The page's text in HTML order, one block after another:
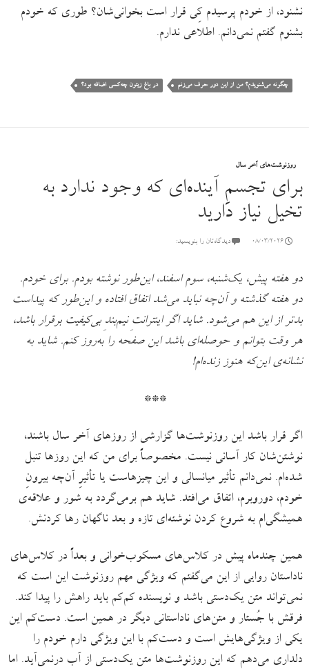
نشنود، از خودم پرسیدم کِی قرار است بخوانی‌شان؟ طوری که خودم
بشنوم گفتم نمی‌دانم. اطلاعی ندارم.
چگونه می‌شنویدم؟ من از این دور حرف می‌زنم در باغ زیتون چه‌کسی اضافه بود؟
روزنوشت‌های آخر سال
برای تجسمِ آینده‌ای که وجود ندارد به
تخیل نیاز دارید
08/03/2026 دیدگاه‌تان را بنویسید:
دو هفته پیش، یک‌شنبه، سوم اسفند، این‌طور نوشته بودم. برای خودم.
دو هفته گذشته و آن‌چه نباید می‌شد اتفاق افتاده و این‌طور که پیداست
بدتر از این هم می‌شود. شاید اگر اینترانتِ نیم‌بندِ بی‌کیفیت برقرار باشد،
هر وقت بتوانم و حوصله‌ای باشد این صفحه را به‌روز کنم. شاید به
نشانه‌ی این‌که هنوز زنده‌ام!
***
اگر قرار باشد این روزنوشت‌ها گزارشی از روزهای آخر سال باشند،
نوشتن‌شان کار آسانی نیست. مخصوصاً برای من که این روزها تنبل
شده‌ام. نمی‌دانم تأثیر میانسالی و این چیزهاست یا تأثیرِ آن‌چه بیرونِ
خودم، دوروبرم، اتفاق می‌افتد. شاید هم برمی‌گردد به شور و علاقه‌ی
همیشگی‌ام به شروع کردن نوشته‌ای تازه و بعد ناگهان رها کردنش.
همین چندماه پیش در کلاس‌های مسکوب‌خوانی و بعداً در کلاس‌های
ناداستان روایی از این می‌گفتم که ویژگی مهم روزنوشت این است که
نمی‌تواند متن یک‌دستی باشد و نویسنده‌ کم‌کم باید راهش را پیدا کند.
فرقش با جُستار و متن‌های ناداستانی دیگر در همین است. دست‌کم این
یکی از ویژگی‌هایش است و دست‌کم با این ویژگی دارم خودم را
دلداری می‌دهم که این روزنوشت‌ها متن یک‌دستی از آب درنمی‌آید. اما